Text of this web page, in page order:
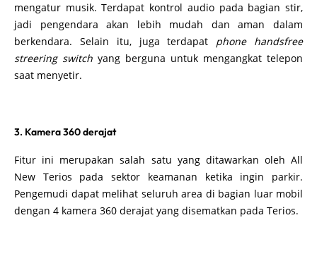
mengatur musik. Terdapat kontrol audio pada bagian stir,
jadi pengendara akan lebih mudah dan aman dalam
berkendara. Selain itu, juga terdapat phone handsfree
streering switch yang berguna untuk mengangkat telepon
saat menyetir.
3. Kamera 360 derajat
Fitur ini merupakan salah satu yang ditawarkan oleh All
New Terios pada sektor keamanan ketika ingin parkir.
Pengemudi dapat melihat seluruh area di bagian luar mobil
dengan 4 kamera 360 derajat yang disematkan pada Terios.